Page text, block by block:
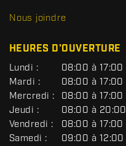
R
Nous joindre
HEURES D'OUVERTURE
G
É
N
É
R
A
L
Lundi :
08:00 à 17:00
Mardi :
08:00 à 17:00
Mercredi :
08:00 à 17:00
Jeudi :
08:00 à 20:00
Vendredi :
08:00 à 17:00
Samedi :
09:00 à 12:00